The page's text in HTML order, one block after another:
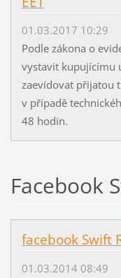
01.03.2017 10:29
Podle zákona o
vystavit kupujícímu
zaevidovat přijatou
v případě
48 hodin.
Facebook
facebook Swift
01.03.2014 08:49